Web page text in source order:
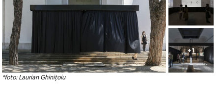
+1
*foto: Laurian Ghinițoiu